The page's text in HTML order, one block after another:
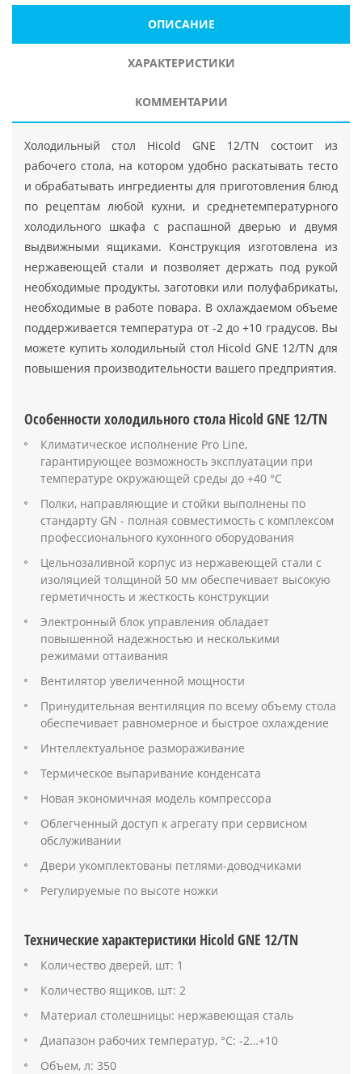
ОПИСАНИЕ
ХАРАКТЕРИСТИКИ
КОММЕНТАРИИ
Холодильный стол Hicold GNE 12/TN состоит из
рабочего стола, на котором удобно раскатывать тесто
и обрабатывать ингредиенты для приготовления блюд
по рецептам любой кухни, и среднетемпературного
холодильного шкафа с распашной дверью и двумя
выдвижными ящиками. Конструкция изготовлена из
нержавеющей стали и позволяет держать под рукой
необходимые продукты, заготовки или полуфабрикаты,
необходимые в работе повара. В охлаждаемом объеме
поддерживается температура от -2 до +10 градусов. Вы
можете купить холодильный стол Hicold GNE 12/TN для
повышения производительности вашего предприятия.
Особенности холодильного стола Hicold GNE 12/TN
Климатическое исполнение Pro Line,
гарантирующее возможность эксплуатации при
температуре окружающей среды до +40 °С
Полки, направляющие и стойки выполнены по
стандарту GN - полная совместимость с комплексом
профессионального кухонного оборудования
Цельнозаливной корпус из нержавеющей стали с
изоляцией толщиной 50 мм обеспечивает высокую
герметичность и жесткость конструкции
Электронный блок управления обладает
повышенной надежностью и несколькими
режимами оттаивания
Вентилятор увеличенной мощности
Принудительная вентиляция по всему объему стола
обеспечивает равномерное и быстрое охлаждение
Интеллектуальное размораживание
Термическое выпаривание конденсата
Новая экономичная модель компрессора
Облегченный доступ к агрегату при сервисном
обслуживании
Двери укомплектованы петлями-доводчиками
Регулируемые по высоте ножки
Технические характеристики Hicold GNE 12/TN
Количество дверей, шт: 1
Количество ящиков, шт: 2
Материал столешницы: нержавеющая сталь
Диапазон рабочих температур, °C: -2…+10
Объем, л: 350